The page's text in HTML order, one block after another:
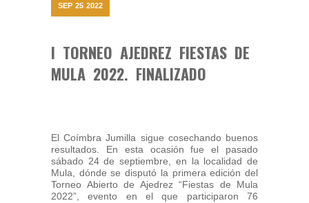
SEP 25 2022
I TORNEO AJEDREZ FIESTAS DE
MULA 2022. FINALIZADO
El Coímbra Jumilla sigue cosechando buenos
resultados. En esta ocasión fue el pasado
sábado 24 de septiembre, en la localidad de
Mula, dónde se disputó la primera edición del
Torneo Abierto de Ajedrez “Fiestas de Mula
2022”, evento en el que participaron 76